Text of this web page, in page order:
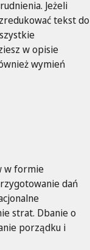
Jeżeli
tekst do
w opisie
wymień
w formie
dań
strat. Dbanie o
porządku i